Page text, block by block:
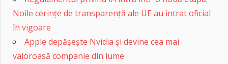
Noile cerințe de transparență ale UE au intrat oficial
în vigoare
Apple depășește Nvidia și devine cea mai
valoroasă companie din lume